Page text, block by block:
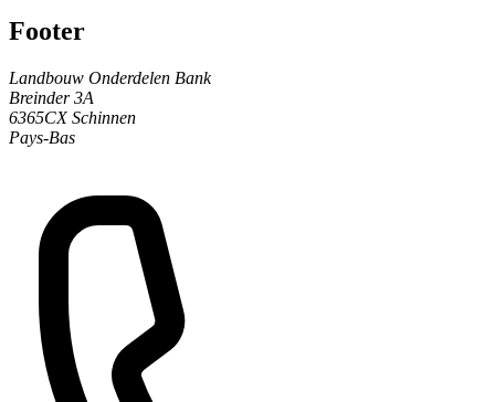
Footer
Landbouw Onderdelen Bank
Breinder 3A
6365CX Schinnen
Pays-Bas